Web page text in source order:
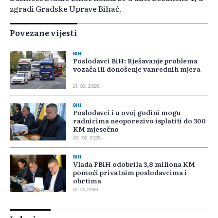
zgradi Gradske Uprave Bihać.
Povezane vijesti
BIH
Poslodavci BiH: Rješavanje problema
vozača ili donošenje vanrednih mjera
21. 03. 2026.
BIH
Poslodavci i u ovoj godini mogu
radnicima neoporezivo isplatiti do 300
KM mjesečno
03. 02. 2026.
BIH
Vlada FBiH odobrila 3,8 miliona KM
pomoći privatnim poslodavcima i
obrtima
31. 01. 2026.